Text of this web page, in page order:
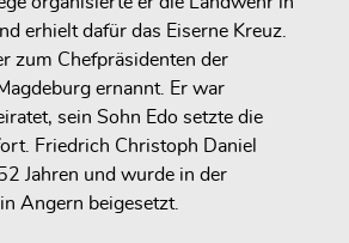
erhielt dafür das Eiserne Kreuz.
zum Chefpräsidenten der
ernannt. Er war
sein Sohn Edo setzte die
Friedrich Christoph Daniel
Jahren und wurde in der
Angern beigesetzt.